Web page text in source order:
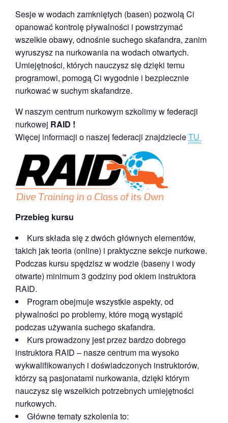
Sesje w wodach zamkniętych (basen) pozwolą Ci
opanować kontrolę pływalności i powstrzymać
wszelkie obawy, odnośnie suchego skafandra, zanim
wyruszysz na nurkowania na wodach otwartych.
Umiejętności, których nauczysz się dzięki temu
programowi, pomogą Ci wygodnie i bezpiecznie
nurkować w suchym skafandrze.
W naszym centrum nurkowym szkolimy w federacji
nurkowej RAID !
Więcej informacji o naszej federacji znajdziecieTU
Przebieg kursu
Kurs składa się z dwóch głównych elementów,
takich jak teoria (online) i praktyczne sekcje nurkowe.
Podczas kursu spędzisz w wodzie (baseny i wody
otwarte) minimum 3 godziny pod okiem instruktora
RAID.
Program obejmuje wszystkie aspekty, od
pływalności po problemy, które mogą wystąpić
podczas używania suchego skafandra.
Kurs prowadzony jest przez bardzo dobrego
instruktora RAID – nasze centrum ma wysoko
wykwalifikowanych i doświadczonych instruktorów,
którzy są pasjonatami nurkowania, dzięki którym
nauczysz się wszelkich potrzebnych umiejętności
nurkowych.
Główne tematy szkolenia to: